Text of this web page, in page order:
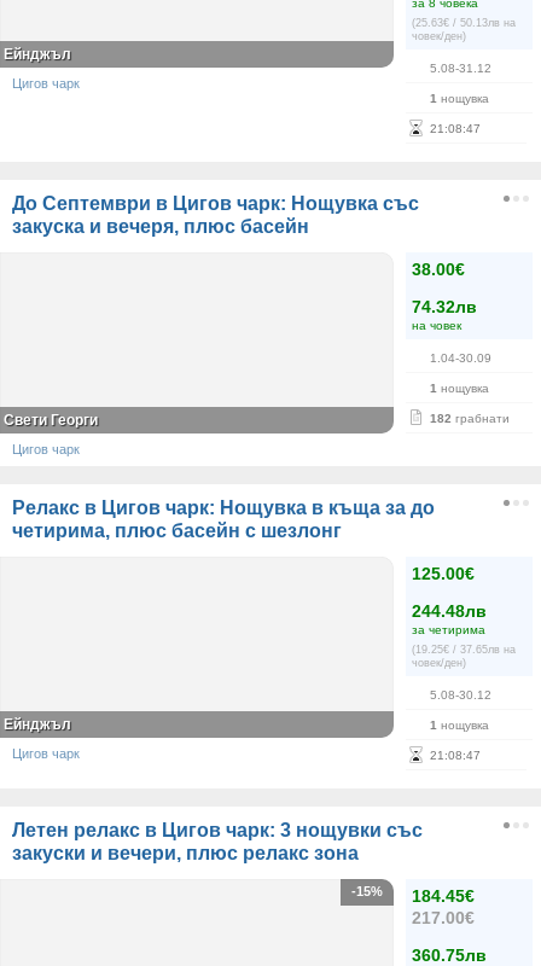
за 8 човека
(25.63€ / 50.13лв на
човек/ден)
5.08-31.12
1 нощувка
21 :08:46
Ейнджъл
Цигов чарк
До Септември в Цигов чарк: Нощувка със
закуска и вечеря, плюс басейн
38.00€
74.32лв
на човек
1.04-30.09
1 нощувка
182 грабнати
Свети Георги
Цигов чарк
Релакс в Цигов чарк: Нощувка в къща за до
четирима, плюс басейн с шезлонг
125.00€
244.48лв
за четирима
(19.25€ / 37.65лв на
човек/ден)
5.08-30.12
1 нощувка
21 :08:46
Ейнджъл
Цигов чарк
Летен релакс в Цигов чарк: 3 нощувки със
закуски и вечери, плюс релакс зона
184.45€
217.00€
360.75лв
-15%